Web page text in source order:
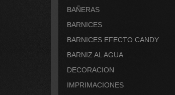
BAÑERAS
BARNICES
BARNICES EFECTO CANDY
BARNIZ AL AGUA
DECORACION
IMPRIMACIONES